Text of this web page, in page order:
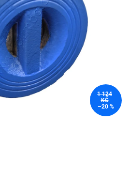
1 124
KČ
–20 %